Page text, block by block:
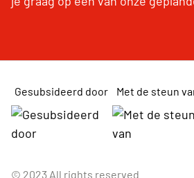
Gesubsideerd door Met de steun
© 2023 All rights reserved